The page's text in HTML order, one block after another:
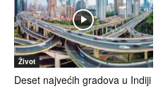
Život
Deset najvećih gradova u Indiji